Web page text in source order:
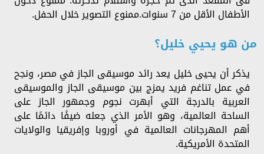
الأطفال الأقل من 7 سنوات.ممنوع التصوير خلال الحفل.
من هو يحيي خليل؟
يذكر أن يحيى خليل يعد رائد موسيقى الجاز في مصر، ونجح
في عمل تناغم فريد يمزج بين موسيقى الجاز والموسيقى
العربية بالدرجة التي أبهرت نجوم وجمهور الجاز على
الساحة العالمية، وهو الأمر الذي جعله ضيفًا دائمًا على
أهم المهرجانات العالمية في أوروبا وإفريقيا والولايات
المتحدة الأمريكية.